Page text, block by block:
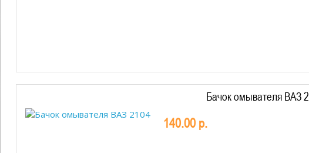
Бачок омывателя ВАЗ
140.00 р.